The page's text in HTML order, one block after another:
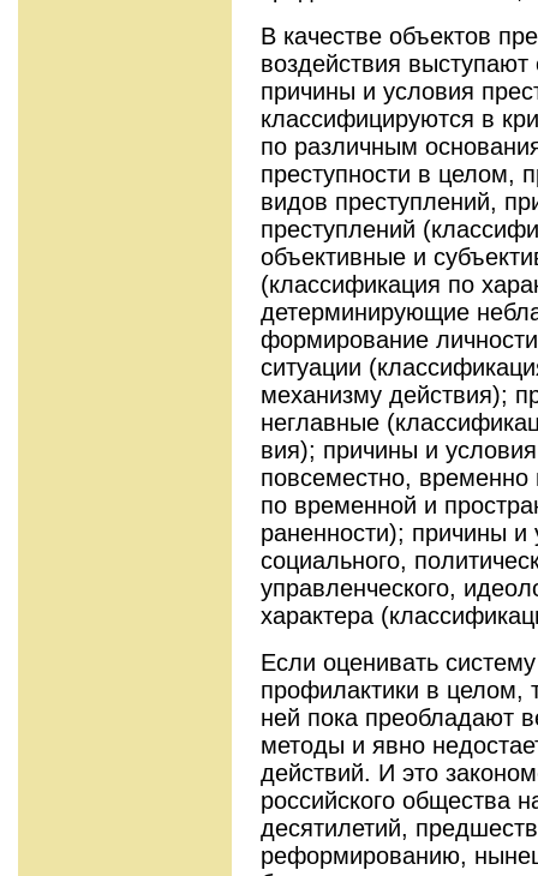
В качестве объектов
воздействия
причины и условия
классифициру­ются в
по различным
преступности в целом,
видов преступлений,
преступлений
объективные и
(классифика­ция по
детерминирующие
формирование
ситуа­ции
механизму действия);
неглавные
вия); причины и
повсеместно,
по временной и
раненности); причины и
социального,
управленческого,
характера
Если оценивать
профилак­тики в целом,
ней пока преобладают
методы и явно
действий. И это
российского общества
десятилетий,
реформированию,